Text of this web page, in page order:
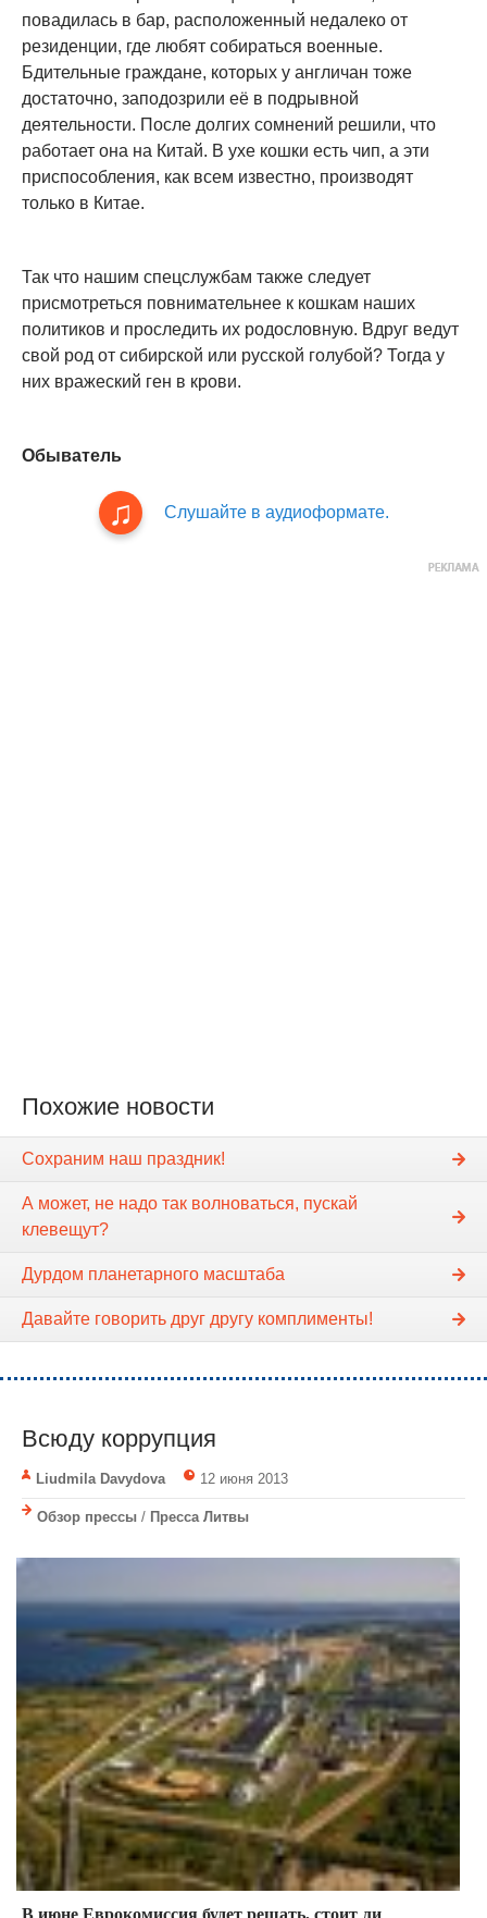
повадилась в бар, расположенный недалеко от
резиденции, где любят собираться военные.
Бдительные граждане, которых у англичан тоже
достаточно, заподозрили её в подрывной
деятельности. После долгих сомнений решили, что
работает она на Китай. В ухе кошки есть чип, а эти
приспособления, как всем известно, производят
только в Китае.
Так что нашим спецслужбам также следует
присмотреться повнимательнее к кошкам наших
политиков и проследить их родословную. Вдруг ведут
свой род от сибирской или русской голубой? Тогда у
них вражеский ген в крови.
Обыватель
Слушайте в аудиоформате.
Похожие новости
Сохраним наш праздник!
А может, не надо так волноваться, пускай
клевещут?
Дурдом планетарного масштаба
Давайте говорить друг другу комплименты!
Всюду коррупция
Liudmila Davydova 12 июня 2013
Обзор прессы / Пресса Литвы
В июне Еврокомиссия будет решать, стоит ли